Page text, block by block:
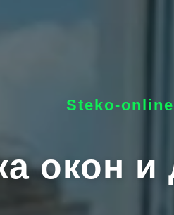
Steko-
окон